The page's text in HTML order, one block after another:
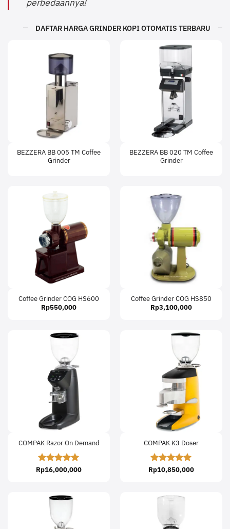
DAFTAR HARGA GRINDER KOPI OTOMATIS TERBARU
BEZZERA BB 005 TM Coffee
Grinder
BEZZERA BB 020 TM Coffee
Grinder
Coffee Grinder COG HS600
Rp550,000
Coffee Grinder COG HS850
Rp3,100,000
COMPAK Razor On Demand
Rated5
Rp16,000,000
COMPAK K3 Doser
Rated5
Rp10,850,000